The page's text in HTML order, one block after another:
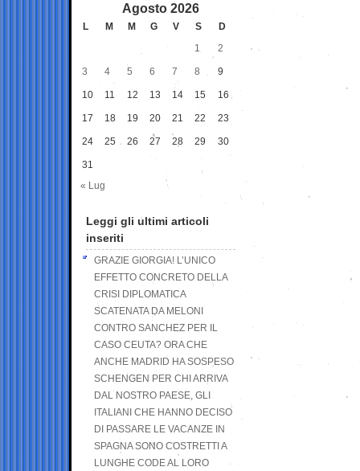
Agosto 2026
L M M G V S
D
1
2
3 4 5 6 7 8 9
10 11 12 13 14 15 16
17 18 19 20 21 22 23
24 25 26 27 28 29 30
31
« Lug
Leggi gli ultimi articoli
inseriti
GRAZIE GIORGIA! L’UNICO
EFFETTO CONCRETO DELLA
CRISI DIPLOMATICA
SCATENATA DA MELONI
CONTRO SANCHEZ PER IL
CASO CEUTA? ORA CHE
ANCHE MADRID HA SOSPESO
SCHENGEN PER CHI ARRIVA
DAL NOSTRO PAESE, GLI
ITALIANI CHE HANNO DECISO
DI PASSARE LE VACANZE IN
SPAGNA SONO COSTRETTI A
LUNGHE CODE AL LORO